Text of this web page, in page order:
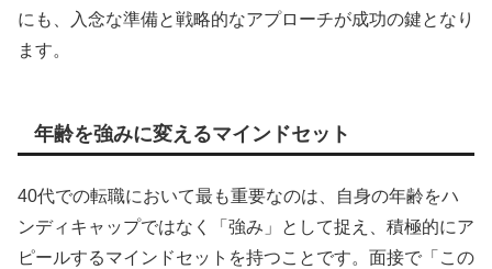
にも、入念な準備と戦略的なアプローチが成功の鍵となり
ます。
年齢を強みに変えるマインドセット
40代での転職において最も重要なのは、自身の年齢をハ
ンディキャップではなく「強み」として捉え、積極的にア
ピールするマインドセットを持つことです。面接で「この